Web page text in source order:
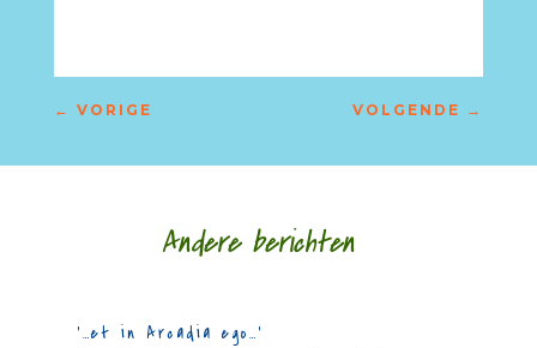
← VORIGE VOLGENDE →
Andere berichten
‘…et in Arcadia ego…’